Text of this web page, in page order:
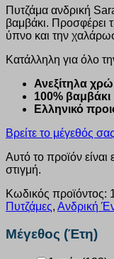
Πυτζάμα ανδρική
βαμβάκι. Προσφέρει
ύπνο και την
Κατάλληλη για όλο
Ανεξίτηλα
100% βαμβάκι
Ελληνικό
Βρείτε το μέγεθός
Αυτό το προϊόν είναι
στιγμή.
Κωδικός προϊόντος:
Πυτζάμες, Ανδρική
Μέγεθος (Έτη)